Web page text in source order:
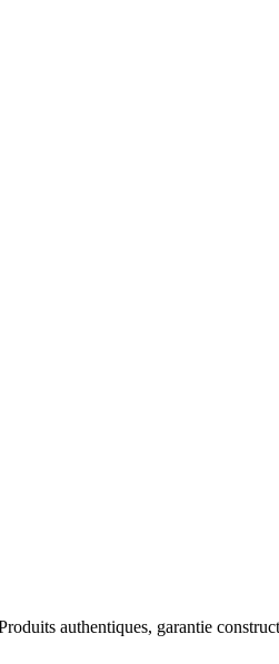
authentiques, garantie